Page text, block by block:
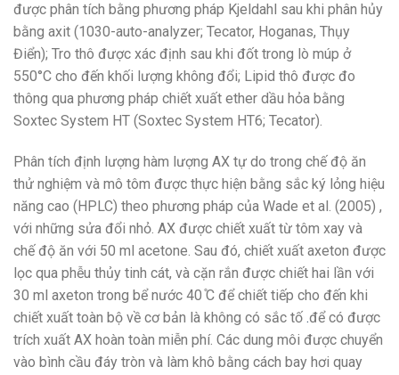
được phân tích bằng phương pháp Kjeldahl sau khi phân hủy
bằng axit (1030-auto-analyzer; Tecator, Hoganas, Thụy
Điển); Tro thô được xác định sau khi đốt trong lò múp ở
550°C cho đến khối lượng không đổi; Lipid thô được đo
thông qua phương pháp chiết xuất ether dầu hỏa bằng
Soxtec System HT (Soxtec System HT6; Tecator).
Phân tích định lượng hàm lượng AX tự do trong chế độ ăn
thử nghiệm và mô tôm được thực hiện bằng sắc ký lỏng hiệu
năng cao (HPLC) theo phương pháp của Wade et al. (2005) ,
với những sửa đổi nhỏ. AX được chiết xuất từ ​​tôm xay và
chế độ ăn với 50 ml acetone. Sau đó, chiết xuất axeton được
lọc qua phễu thủy tinh cát, và cặn rắn được chiết hai lần với
30 ml axeton trong bể nước 40 ̊C để chiết tiếp cho đến khi
chiết xuất toàn bộ về cơ bản là không có sắc tố .để có được
trích xuất AX hoàn toàn miễn phí. Các dung môi được chuyển
vào bình cầu đáy tròn và làm khô bằng cách bay hơi quay